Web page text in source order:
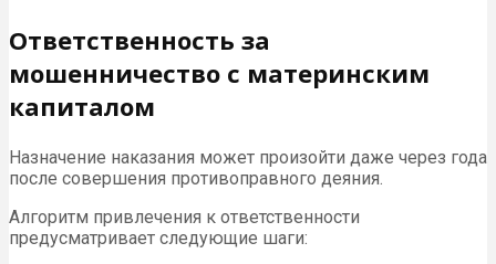
Ответственность за
мошенничество с материнским
капиталом
Назначение наказания может произойти даже через года
после совершения противоправного деяния.
Алгоритм привлечения к ответственности
предусматривает следующие шаги: